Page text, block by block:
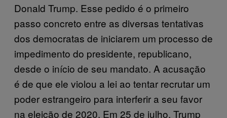
Donald Trump. Esse pedido é o primeiro
passo concreto entre as diversas tentativas
dos democratas de iniciarem um processo de
impedimento do presidente, republicano,
desde o início de seu mandato. A acusação
é de que ele violou a lei ao tentar recrutar um
poder estrangeiro para interferir a seu favor
na eleição de 2020. Em 25 de julho, Trump